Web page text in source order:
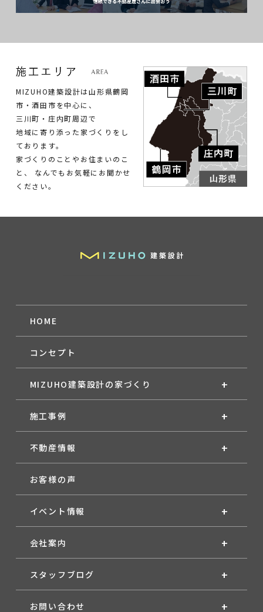
MIZUHO建築設計は山形県鶴岡
市・酒田市を中心に、
三川町・庄内町周辺で
地域に寄り添った家づくりをし
ております。
家づくりのことやお住まいのこ
と、
なんでもお気軽にお聞かせ
ください。
HOME
コンセプト
MIZUHO建築設計の家づくり
施工事例
不動産情報
お客様の声
イベント情報
会社案内
スタッフブログ
お問い合わせ